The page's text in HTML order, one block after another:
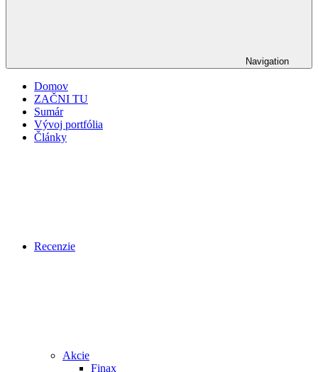
Navigation
Domov
ZAČNI TU
Sumár
Vývoj portfólia
Články
Recenzie
Akcie
Finax